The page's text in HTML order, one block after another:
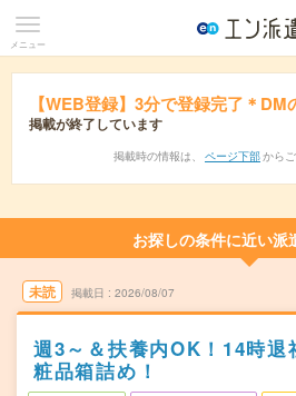
メニュー
【WEB登録】3分で登録完了＊DM
掲載が終了しています
掲載時の情報は、 ページ下部 から
お探しの条件に近い派
未読 掲載日 2026/08/07
週3～＆扶養内OK！14時退
粧品箱詰め！